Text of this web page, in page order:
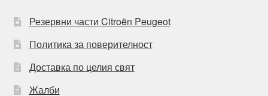
Резервни части Citroën Peugeot
Политика за поверителност
Доставка по целия свят
Жалби